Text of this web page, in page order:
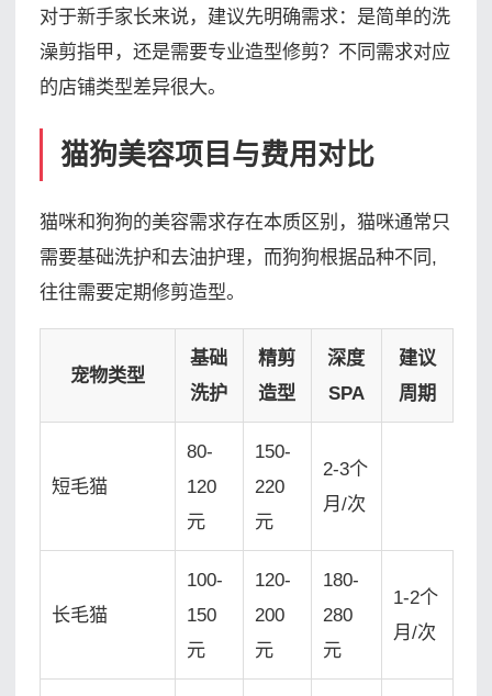
对于新手家长来说，建议先明确需求：是简单的洗
澡剪指甲，还是需要专业造型修剪？不同需求对应
的店铺类型差异很大。
猫狗美容项目与费用对比
猫咪和狗狗的美容需求存在本质区别，猫咪通常只
需要基础洗护和去油护理，而狗狗根据品种不同,
往往需要定期修剪造型。
宠物类型
基础
洗护
精剪
造型
深度
SPA
建议
周期
短毛猫
80-
120
元
150-
220
元
2-3个
月/次
长毛猫
100-
150
元
120-
200
元
180-
280
元
1-2个
月/次